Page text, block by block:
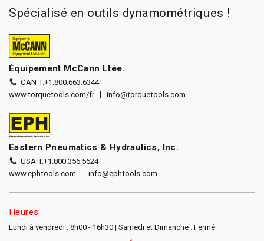
Spécialisé en outils dynamométriques !
Équipement McCann Ltée.
CAN T.+1.800.663.6344
www.torquetools.com/fr
info@torquetools.com
Eastern Pneumatics & Hydraulics, Inc.
USA T.+1.800.356.5624
www.ephtools.com
info@ephtools.com
Heures
Lundi à vendredi : 8h00 - 16h30 | Samedi et Dimanche : Fermé